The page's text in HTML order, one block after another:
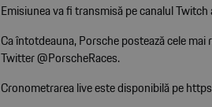
Emisiunea va fi transmisă pe canalulTwitch
Ca întotdeauna, Porsche postează cele
Twitter @PorscheRaces.
Cronometrarea live este disponibilă pe